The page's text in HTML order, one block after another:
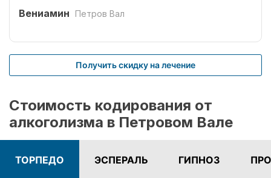
сроком на три года. Вшивание препаратов
лечение. Врачом наркологом было подобрано
несколько начальных эффективных методик
для меня. Я завязал с приемом спиртных
конечно не обошлось.). На учете нигде не
состою. И вот срок кодировки уже прошел,
но я пить не хочу совсем. Я отказался от
употребления алкоголя навсегда. Спасибо!
Вениамин Петров Вал
Получить скидку на лечение
Стоимость кодирования от
алкоголизма в Петровом Вале
ТОРПЕДО ЭСПЕРАЛЬ ГИПНОЗ